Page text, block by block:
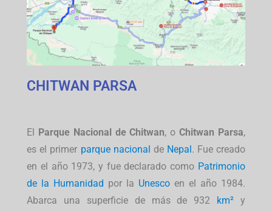
CHITWAN PARSA
El Parque Nacional de Chitwan, o Chitwan Parsa,
es el primer parque nacional de Nepal . Fue creado
en el año 1973, y fue declarado como Patrimonio
de la Humanidad por la Unescoen el año 1984.
Abarca una superficie de más de 932
km²y